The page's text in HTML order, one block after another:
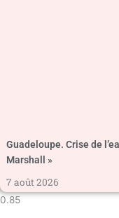
Guadeloupe. Crise de
Marshall »
7 août 2026